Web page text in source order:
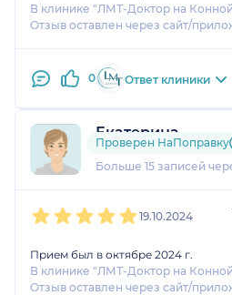
В клинике "ЛМТ-Доктор на
Отзыв оставлен через сайт/
0 Ответ клиники
Екатерина
1 отзыви2 оценки
Больше 15 записей
Проверен НаПоправку
19.10.2024
Прием был в октябре 2024 г.
В клинике "ЛМТ-Доктор на
Отзыв оставлен через сайт/